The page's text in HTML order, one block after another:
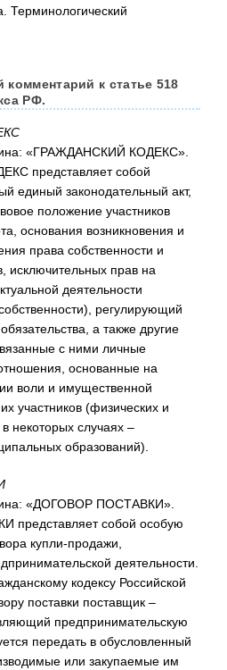
комментарий к статье 518
РФ.
«ГРАЖДАНСКИЙ КОДЕКС».
представляет собой
единый законодательный акт,
положение участников
основания возникновения и
права собственности и
исключительных прав на
деятельности
регулирующий
а также другие
с ними личные
основанные на
воли и имущественной
участников (физических и
некоторых случаях –
образований).
«ДОГОВОР ПОСТАВКИ».
собой особую
купли-продажи,
деятельности.
кодексу Российской
поставки поставщик –
предпринимательскую
передать в обусловленный
или закупаемые им